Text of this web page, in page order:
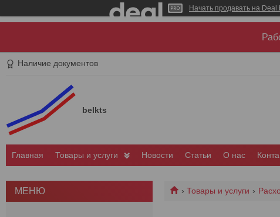
Начать продавать на
Наличие документов
belkts
Главная Товары и услуги Новости Статьи О нас
Товары и услуги